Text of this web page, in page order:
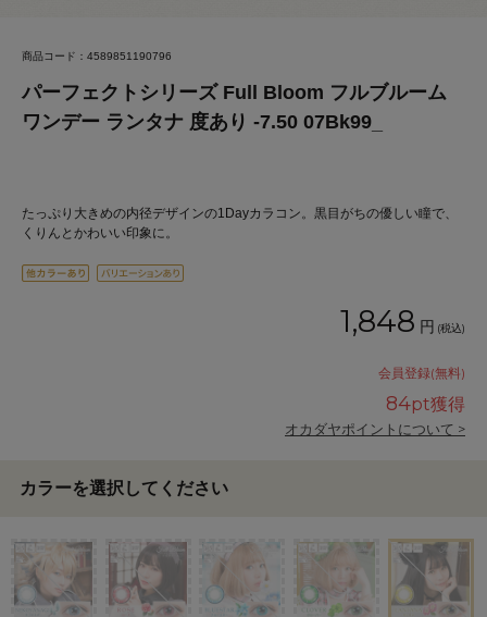
商品コード：4589851190796
パーフェクトシリーズ Full Bloom フルブルーム
ワンデー ランタナ 度あり -7.50 07Bk99_
たっぷり大きめの内径デザインの1Dayカラコン。黒目がちの優しい瞳で、
くりんとかわいい印象に。
1,848 円 (税込)
会員登録(無料)
84pt獲得
オカダヤポイントについて >
カラーを選択してください